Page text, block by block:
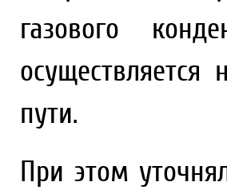
газового
пути.
При этом